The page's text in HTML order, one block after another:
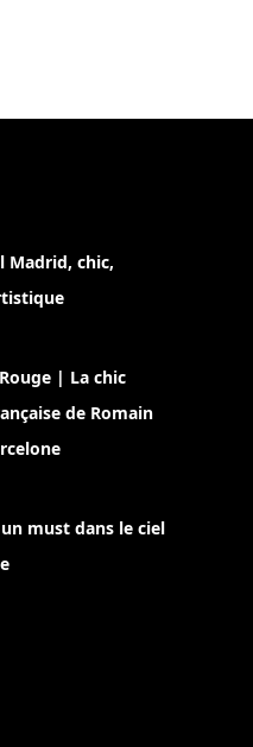
Madrid, chic,
| La chic
de Romain
must dans le ciel